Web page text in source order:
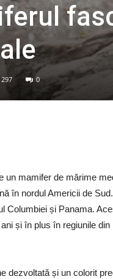
0
un mamifer de mărime
în nordul Americii de
Columbiei și Panama.
și în plus în regiunile
dezvoltată și un colorit